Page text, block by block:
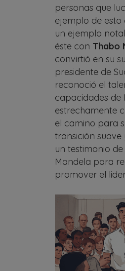
personas que
ejemplo de esto
un ejemplo
éste con Thabo
convirtió en su
presidente de
reconoció el
capacidades de
estrechamente
el camino para
transición
un testimonio
Mandela para
promover el